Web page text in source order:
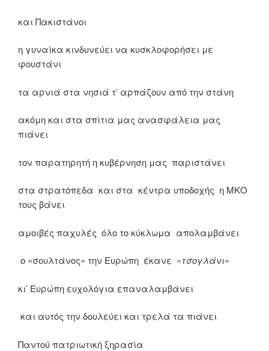
και Πακιστάνοι
η γυναίκα κινδυνεύει να κυσκλοφορήσει με
φουστάνι
τα αρνιά στα νησιά τ’ αρπάζουν από την στάνη
ακόμη και στα σπίτια μας ανασφάλεια μας
πιάνει
τον παρατηρητή η κυβέρνηση μας παριστάνει
στα στρατόπεδα και στα κέντρα υποδοχής η ΜΚΟ
τους βάνει
αμοιβές παχυλές όλο το κύκλωμα απολαμβάνει
ο «σουλτάνος» την Ευρώπη έκανε «τσογλάνι»
κι’ Ευρώπη ευχολόγια επαναλαμβάνει
και αυτός την δουλεύει και τρελά τα πιάνει
Παντού πατριωτική ξηρασία